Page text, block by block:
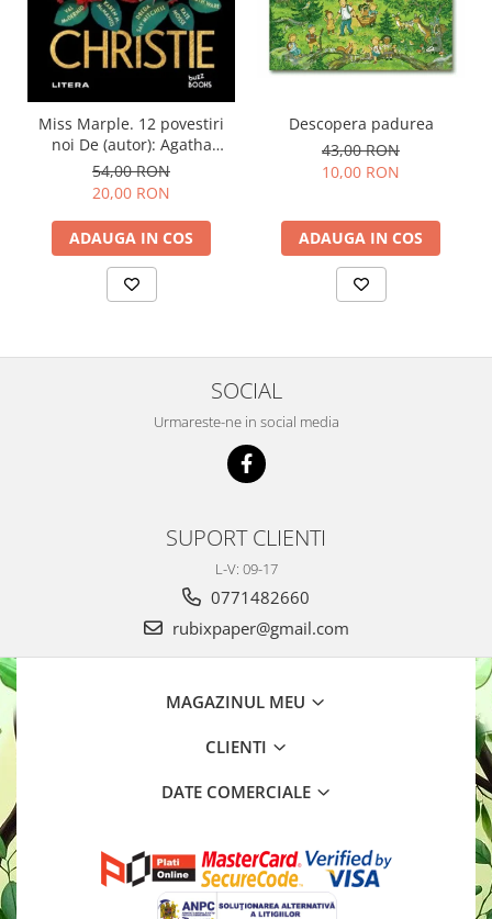
Miss Marple. 12 povestiri
noi De (autor): Agatha
Christie
54,00 RON
20,00 RON
ADAUGA IN COS
Descopera padurea
43,00 RON
10,00 RON
ADAUGA IN COS
SOCIAL
Urmareste-ne in social media
SUPORT CLIENTI
L-V: 09-17
0771482660
rubixpaper@gmail.com
MAGAZINUL MEU
CLIENTI
DATE COMERCIALE